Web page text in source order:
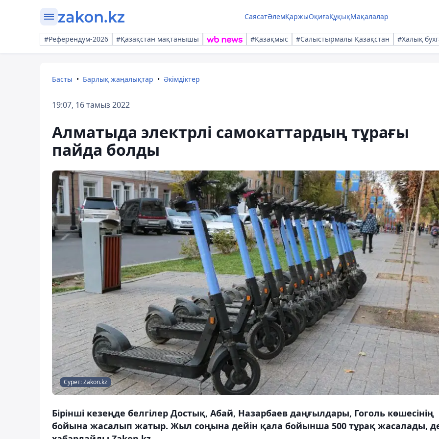
СаясатӘлемҚаржыОқиғаҚұқықМақалалар
#Референдум-2026 #Қазақстан мақтанышы #Қазақмыс #Салыстырмалы Қазақстан #Халық
Басты Барлық жаңалықтар Әкімдіктер
19:07, 16 тамыз 2022
Алматыда электрлі самокаттардың тұрағы
пайда болды
Сурет: Zakon.kz
Бірінші кезеңде белгілер Достық, Абай, Назарбаев даңғылдары, Гоголь көшесінің
бойына жасалып жатыр. Жыл соңына дейін қала бойынша 500 тұрақ жасалады,